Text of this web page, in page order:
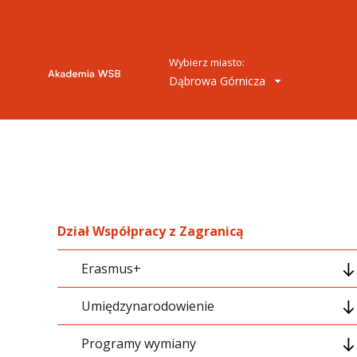
Wybierz miasto:
Dąbrowa Górnicza
Dział Współpracy z Zagranicą
Erasmus+
Wyjazdy Studentów
Wyjazdy Pracowników
Umiędzynarodowienie
Strategia umiędzynarodowienia
Programy wymiany